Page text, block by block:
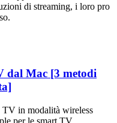
di streaming, i loro pro
dal Mac [3 metodi
in modalità wireless
per le smart TV